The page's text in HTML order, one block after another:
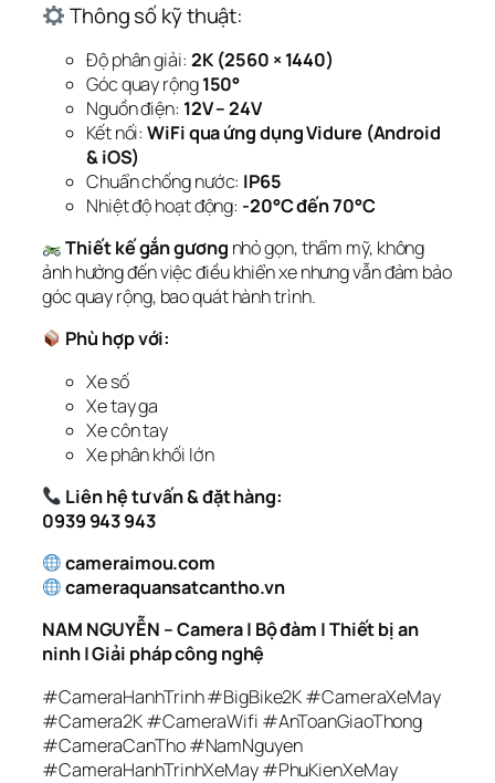
Thông số kỹ thuật:
Độ phân giải: 2K (2560 × 1440)
Góc quay rộng150°
Nguồn điện: 12V – 24V
Kết nối:WiFi qua ứng dụng Vidure (Android
& iOS)
Chuẩn chống nước: IP65
Nhiệt độ hoạt động: -20°C đến 70°C
Thiết kế gắn gương nhỏ gọn, thẩm mỹ, không
ảnh hưởng đến việc điều khiển xe nhưng vẫn đảm bảo
góc quay rộng, bao quát hành trình.
Phù hợp với:
Xe số
Xe tay ga
Xe côn tay
Xe phân khối lớn
Liên hệ tư vấn & đặt hàng:
0939 943 943
cameraimou.com
cameraquansatcantho.vn
NAM NGUYỄN – Camera | Bộ đàm | Thiết bị an
ninh | Giải pháp công nghệ
#CameraHanhTrinh #BigBike2K #CameraXeMay
#Camera2K #CameraWifi #AnToanGiaoThong
#CameraCanTho #NamNguyen
#CameraHanhTrinhXeMay #PhuKienXeMay